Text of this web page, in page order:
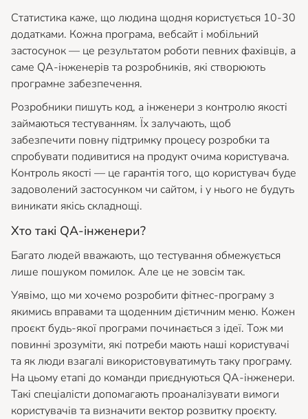
Статистика каже, що людина щодня користується 10-30
додатками. Кожна програма, вебсайт і мобільний
застосунок — це результатом роботи певних фахівців, а
саме QA-інженерів та розробників, які створюють
програмне забезпечення.
Розробники пишуть код, а інженери з контролю якості
займаються тестуванням. Їх залучають, щоб
забезпечити повну підтримку процесу розробки та
спробувати подивитися на продукт очима користувача.
Контроль якості — це гарантія того, що користувач буде
задоволений застосунком чи сайтом, і у нього не будуть
виникати якісь складнощі.
Хто такі QA-інженери?
Багато людей вважають, що тестування обмежується
лише пошуком помилок. Але це не зовсім так.
Уявімо, що ми хочемо розробити фітнес-програму з
якимись вправами та щоденним дієтичним меню. Кожен
проєкт будь-якої програми починається з ідеї. Тож ми
повинні зрозуміти, які потреби мають наші користувачі
та як люди взагалі використовуватимуть таку програму.
На цьому етапі до команди приєднуються QA-інженери.
Такі спеціалісти допомагають проаналізувати вимоги
користувачів та визначити вектор розвитку проєкту.